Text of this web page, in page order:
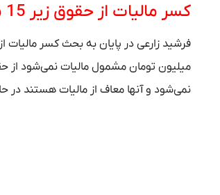
کسر مالیات از حقوق زیر 15 میلیون پرستاران
نمی‌شود و آنها معاف از مالیات هستند در